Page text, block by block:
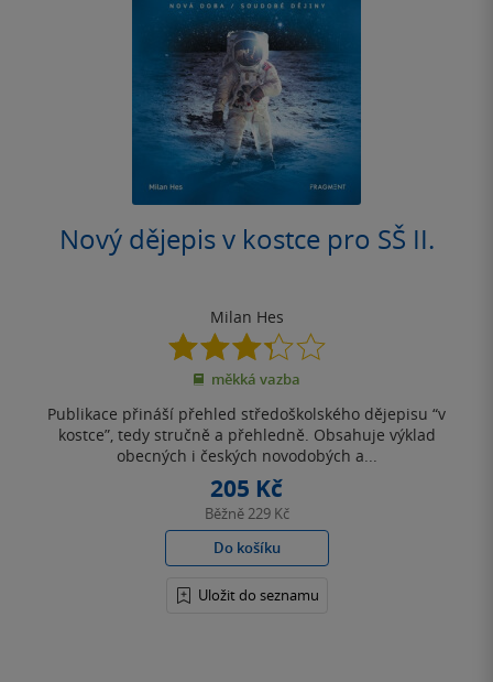
Nový dějepis v kostce pro SŠ II.
Milan Hes
3.3
z
5
měkká vazba
Publikace přináší přehled středoškolského dějepisu “v
kostce”, tedy stručně a přehledně. Obsahuje výklad
obecných i českých novodobých a...
205 Kč
Běžně229 Kč
Do košíku
Uložit do seznamu